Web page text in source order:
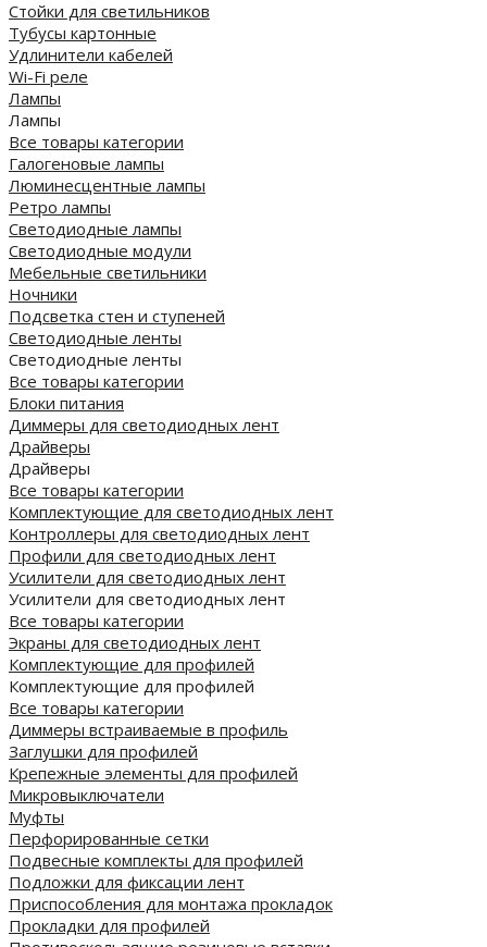
Стойки для светильников
Тубусы картонные
Удлинители кабелей
Wi-Fi реле
Лампы
Лампы
Все товары категории
Галогеновые лампы
Люминесцентные лампы
Ретро лампы
Светодиодные лампы
Светодиодные модули
Мебельные светильники
Ночники
Подсветка стен и ступеней
Светодиодные ленты
Светодиодные ленты
Все товары категории
Блоки питания
Диммеры для светодиодных лент
Драйверы
Драйверы
Все товары категории
Комплектующие для светодиодных лент
Контроллеры для светодиодных лент
Профили для светодиодных лент
Усилители для светодиодных лент
Усилители для светодиодных лент
Все товары категории
Экраны для светодиодных лент
Комплектующие для профилей
Комплектующие для профилей
Все товары категории
Диммеры встраиваемые в профиль
Заглушки для профилей
Крепежные элементы для профилей
Микровыключатели
Муфты
Перфорированные сетки
Подвесные комплекты для профилей
Подложки для фиксации лент
Приспособления для монтажа прокладок
Прокладки для профилей